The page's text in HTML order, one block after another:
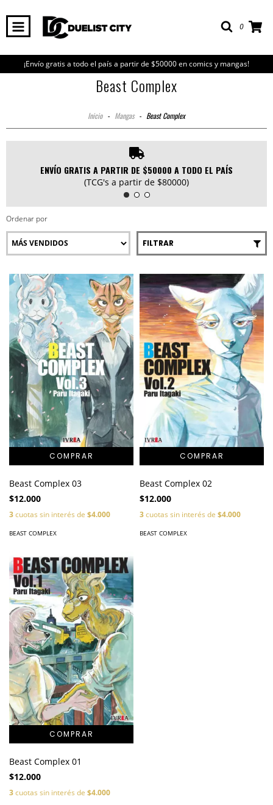
0
¡Envío gratis a todo el país a partir de $50000 en comics y mangas!
Beast Complex
Inicio - Mangas - Beast Complex
ENVÍO GRATIS A PARTIR DE $50000 A TODO EL PAÍS
(TCG's a partir de $80000)
Ordenar por
FILTRAR
Beast Complex 03
$12.000
3cuotas sin interés de $4.000
BEAST COMPLEX
Beast Complex 02
$12.000
3cuotas sin interés de $4.000
BEAST COMPLEX
Beast Complex 01
$12.000
3cuotas sin interés de $4.000